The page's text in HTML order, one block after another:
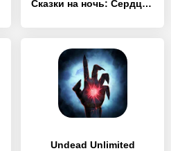
Сказки на ночь: Сердце леса - [MOD Бесконечные деньги]
Undead Unlimited